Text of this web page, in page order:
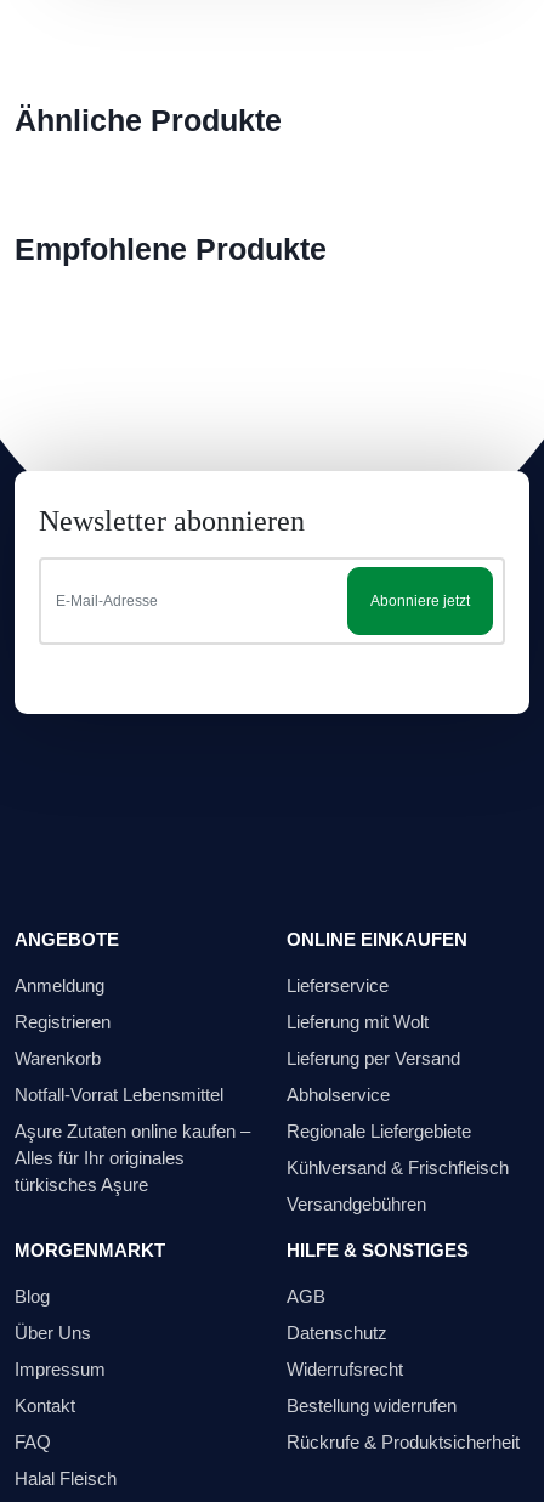
Ähnliche Produkte
Empfohlene Produkte
Newsletter abonnieren
Abonniere jetzt
ANGEBOTE
Anmeldung
Registrieren
Warenkorb
Notfall-Vorrat Lebensmittel
Aşure Zutaten online kaufen –
Alles für Ihr originales
türkisches Aşure
ONLINE EINKAUFEN
Lieferservice
Lieferung mit Wolt
Lieferung per Versand
Abholservice
Regionale Liefergebiete
Kühlversand & Frischfleisch
Versandgebühren
MORGENMARKT
Blog
Über Uns
Impressum
Kontakt
FAQ
Halal Fleisch
HILFE & SONSTIGES
AGB
Datenschutz
Widerrufsrecht
Bestellung widerrufen
Rückrufe & Produktsicherheit